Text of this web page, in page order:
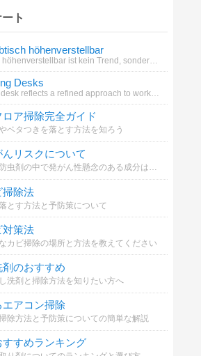
ト
höhenverstellbar
Ein schreibtisch höhenverstellbar ist kein Trend, sondern eine Notwendigkeit für alle, die ihren Körper nicht länger ign
Desks
vernal standing desk reflects a refined approach to workspace design.
ア掃除完全ガイド
ベタつきを落とす方法を知ろう
リスクについて
衣類に使われる防虫剤の中で発がん性懸念のある成分はどれ？
掃除法
とす方法と予防策について
対策法
カビ掃除の場所と方法を教えてください
のおすすめ
洗剤と掃除方法を知りたい方へ
エアコン掃除
除方法と予防策についての簡単な解説
すすめランキング